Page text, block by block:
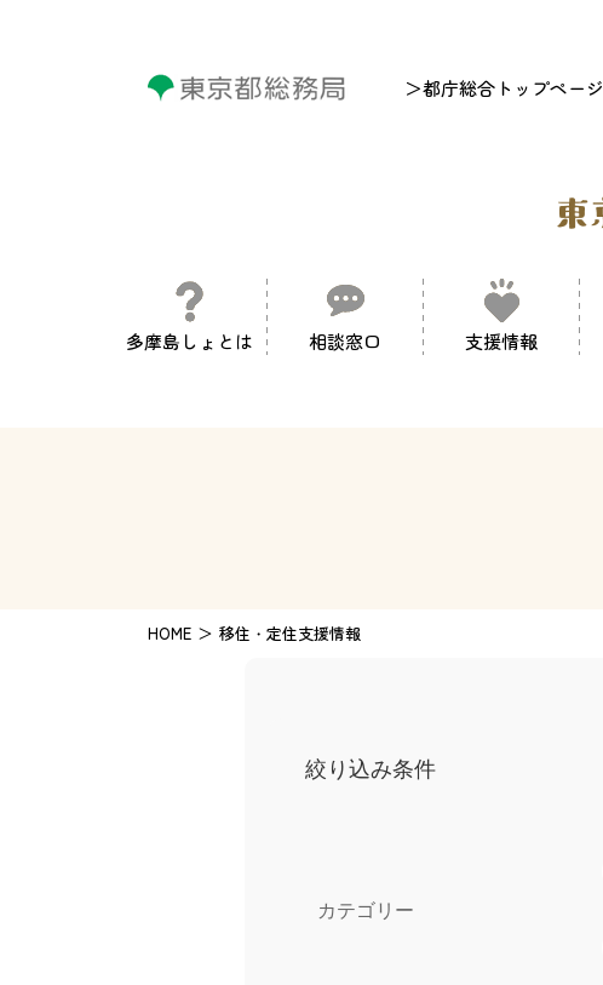
＞都庁総合トップページ
多摩島しょとは 相談窓口 支援情報
HOME 移住・定住支援情報
絞り込み条件
カテゴリー